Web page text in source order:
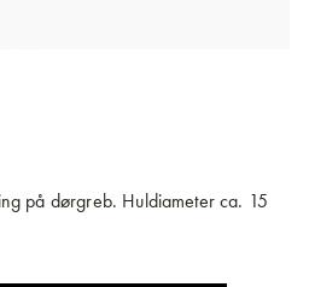
på dørgreb. Huldiameter ca. 15